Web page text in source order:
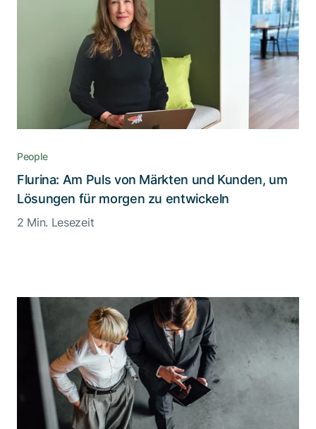
People
Flurina: Am Puls von Märkten und Kunden, um
Lösungen für morgen zu entwickeln
2 Min. Lesezeit